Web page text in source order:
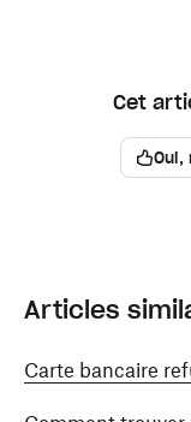
Cet
Oui,
Articles
Carte bancaire